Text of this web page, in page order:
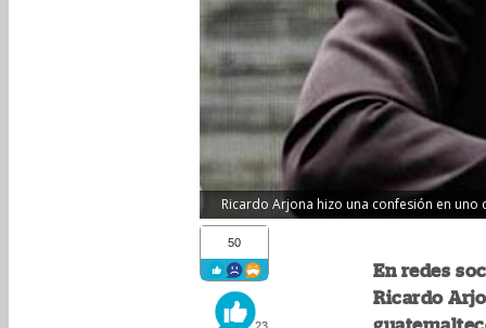
Ricardo Arjona hizo una confesión en uno
50
En redes
Ricardo